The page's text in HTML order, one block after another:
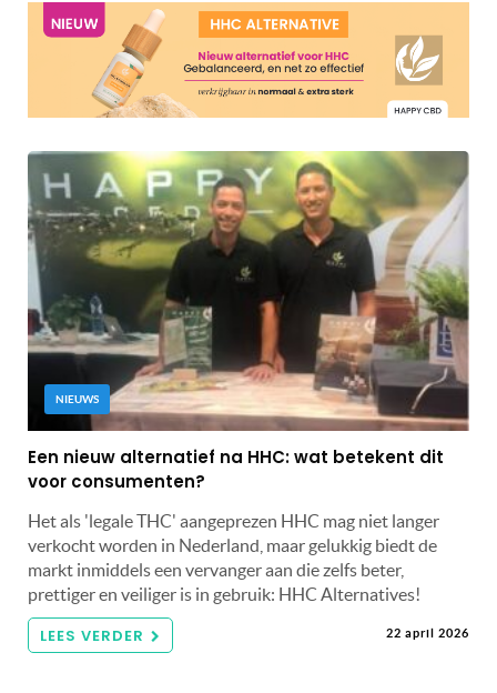
NIEUWS
Een nieuw alternatief na HHC: wat betekent dit
voor consumenten?
Het als 'legale THC' aangeprezen HHC mag niet langer
verkocht worden in Nederland, maar gelukkig biedt de
markt inmiddels een vervanger aan die zelfs beter,
prettiger en veiliger is in gebruik: HHC Alternatives!
LEES VERDER 22 april 2026